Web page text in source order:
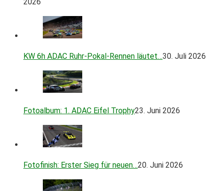
KW 6h ADAC Ruhr-Pokal-Rennen läutet…30. Juli 2026
Fotoalbum: 1. ADAC Eifel Trophy23. Juni 2026
Fotofinish: Erster Sieg für neuen…20. Juni 2026